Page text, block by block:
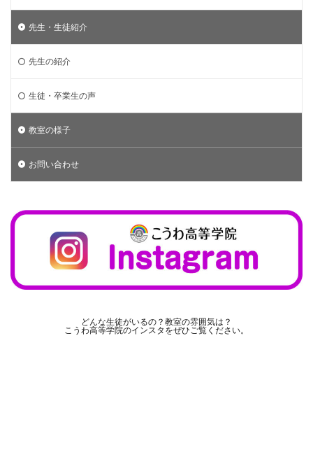
先生・生徒紹介
先生の紹介
生徒・卒業生の声
教室の様子
お問い合わせ
どんな生徒がいるの？教室の雰囲気は？
こうわ高等学院のインスタをぜひご覧ください。